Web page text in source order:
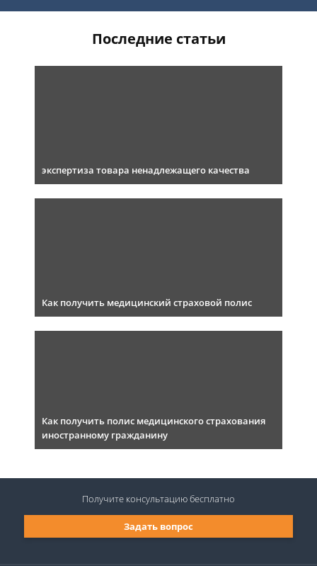
Последние статьи
экспертиза товара ненадлежащего качества
Как получить медицинский страховой полис
Как получить полис медицинского страхования
иностранному гражданину
Задать вопрос
Получите консультациюбесплатно